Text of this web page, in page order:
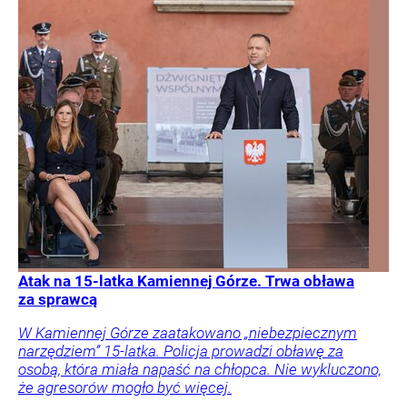
Atak na 15-latka Kamiennej Górze. Trwa obława
za sprawcą
W Kamiennej Górze zaatakowano „niebezpiecznym
narzędziem” 15-latka. Policja prowadzi obławę za
osobą, która miała napaść na chłopca. Nie wykluczono,
że agresorów mogło być więcej.